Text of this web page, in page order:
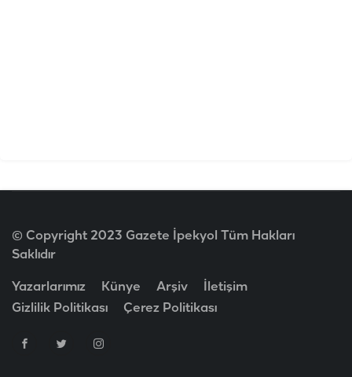
© Copyright 2023 Gazete İpekyol Tüm Hakları
Saklıdır
Yazarlarımız Künye Arşiv
İletişim
Gizlilik Politikası
Çerez Politikası